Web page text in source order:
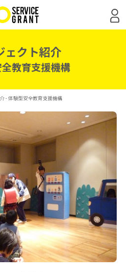
ェクト紹介
教育支援機構
- 体験型安全教育支援機構